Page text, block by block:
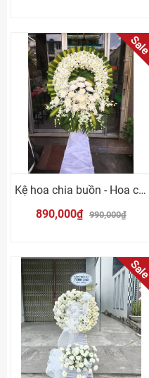
Sale
Kệ hoa chia buồn - Hoa cúc trắng
890,000₫ 990,000₫
Sale